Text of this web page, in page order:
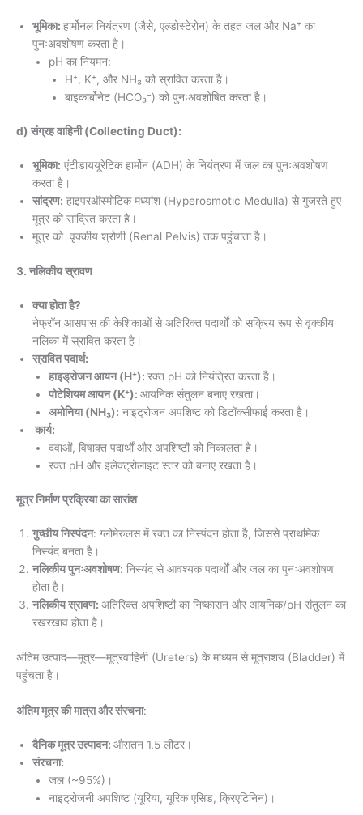
भूमिका: हार्मोनल नियंत्रण (जैसे, एल्डोस्टेरोन) के तहत जल और Na⁺ का
पुनःअवशोषण करता है।
pH का नियमन:
H⁺, K⁺, और NH₃ को स्रावित करता है।
बाइकार्बोनेट (HCO₃⁻) को पुनःअवशोषित करता है।
d) संग्रह वाहिनी (Collecting Duct):
भूमिका: एंटीडाययूरेटिक हार्मोन (ADH) के नियंत्रण में जल का पुनःअवशोषण
करता है।
सांद्रण: हाइपरऑस्मोटिक मध्यांश (Hyperosmotic Medulla) से गुजरते हुए
मूत्र को सांद्रित करता है।
मूत्र को वृक्कीय श्रोणी (Renal Pelvis) तक पहुंचाता है।
3. नलिकीय स्रावण
क्या होता है?
नेफ्रॉन आसपास की केशिकाओं से अतिरिक्त पदार्थों को सक्रिय रूप से वृक्कीय
नलिका में स्रावित करता है।
स्रावित पदार्थ:
हाइड्रोजन आयन (H⁺): रक्त pH को नियंत्रित करता है।
पोटेशियम आयन (K⁺): आयनिक संतुलन बनाए रखता।
अमोनिया (NH₃): नाइट्रोजन अपशिष्ट को डिटॉक्सीफाई करता है।
कार्य:
दवाओं, विषाक्त पदार्थों और अपशिष्टों को निकालता है।
रक्त pH और इलेक्ट्रोलाइट स्तर को बनाए रखता है।
मूत्र निर्माण प्रक्रिया का सारांश
गुच्छीय निस्पंदन: ग्लोमेरुलस में रक्त का निस्पंदन होता है, जिससे प्राथमिक
निस्यंद बनता है।
नलिकीय पुनःअवशोषण: निस्यंद से आवश्यक पदार्थों और जल का पुनःअवशोषण
होता है।
नलिकीय स्रावण: अतिरिक्त अपशिष्टों का निष्कासन और आयनिक/pH संतुलन का
रखरखाव होता है।
अंतिम उत्पाद—मूत्र—मूत्रवाहिनी (Ureters) के माध्यम से मूत्राशय (Bladder) में
पहुंचता है।
अंतिम मूत्र की मात्रा और संरचना:
दैनिक मूत्र उत्पादन: औसतन 1.5 लीटर।
संरचना:
जल (~95%)।
नाइट्रोजनी अपशिष्ट (यूरिया, यूरिक एसिड, क्रिएटिनिन)।